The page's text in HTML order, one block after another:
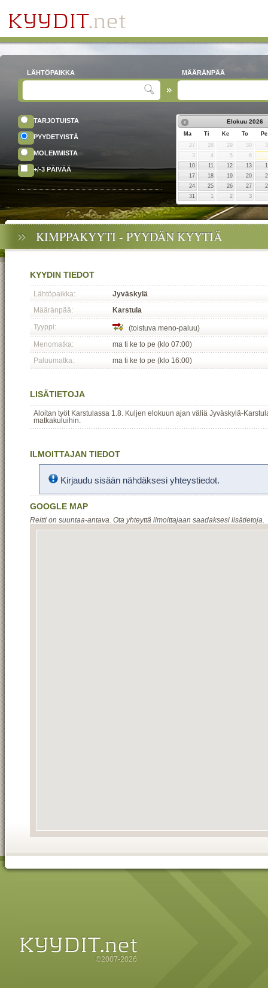
LÄHTÖPAIKKA MÄÄRÄNPÄÄ
TARJOTUISTA
PYYDETYISTÄ
MOLEMMISTA
+/-3 PÄIVÄÄ
Elokuu 2026
Ma Ti Ke To
Pe
27
28 29 30
3
4 5
6
10
11 12 13
17
18 19 20
24
25 26 27
31
1 2 3
KIMPPAKYYTI - PYYDÄN KYYTIÄ
KYYDIN TIEDOT
Lähtöpaikka:
Jyväskylä
Määränpää:
Karstula
Tyyppi:
(toistuva meno-paluu)
Menomatka:
ma ti ke to pe (klo 07:00)
Paluumatka:
ma ti ke to pe (klo 16:00)
LISÄTIETOJA
Aloitan työt Karstulassa 1.8. Kuljen elokuun ajan väliä Jyväskylä-
matkakuluihin.
ILMOITTAJAN TIEDOT
Kirjaudu sisään nähdäksesi yhteystiedot.
GOOGLE MAP
Reitti on suuntaa-antava. Ota yhteyttä ilmoittajaan saadaksesi lisätietoja.
©2007-2026